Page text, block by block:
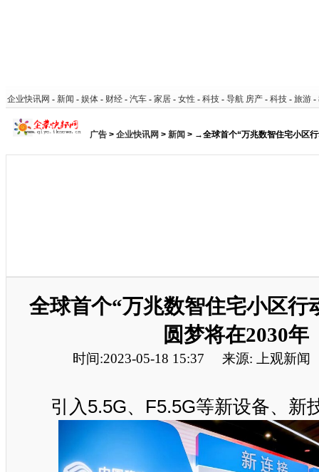
企业快讯网 - 新闻 - 娱体 - 财经 - 汽车 - 家居 - 女性 - 科技 - 导航 房产 - 科技 - 旅游 -
广告 > 企业快讯网 > 新闻 > →全球首个“万兆数智住宅小区
全球首个“万兆数智住宅小区行
圆梦将在2030年
时间:2023-05-18 15:37 来源: 上观新闻
引入5.5G、F5.5G等新设备、新